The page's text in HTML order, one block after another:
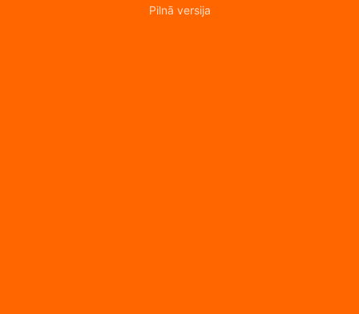
Pilnā versija